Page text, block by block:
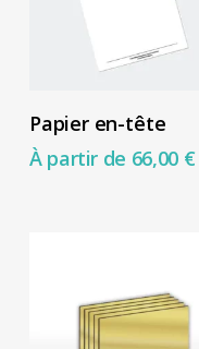
Choix Des Options
produit
a
options
peuvent
Papier en-tête
À partir de 66,00 €